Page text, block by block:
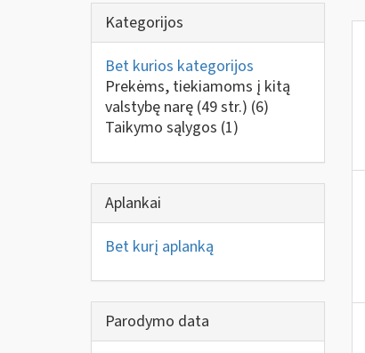
Kategorijos
Bet kurios kategorijos
Prekėms, tiekiamoms į kitą
valstybę narę (49 str.) (6)
Taikymo sąlygos (1)
Aplankai
Bet kurį aplanką
Parodymo data